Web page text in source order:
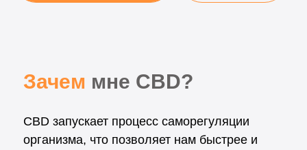
Зачем мне CBD?
CBD запускает процесс саморегуляции
организма, что позволяет нам быстрее и